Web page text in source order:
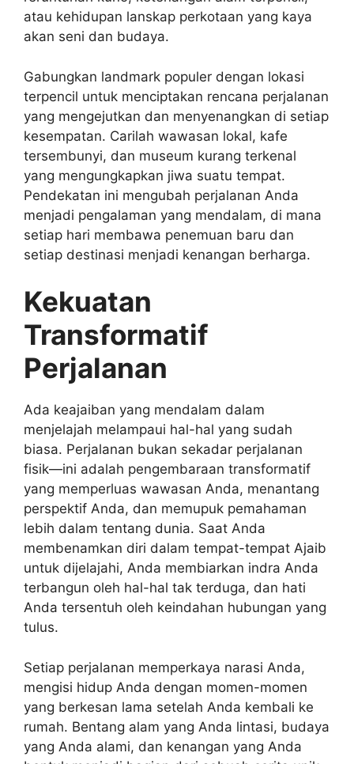
atau kehidupan lanskap perkotaan yang kaya
akan seni dan budaya.
Gabungkan landmark populer dengan lokasi
terpencil untuk menciptakan rencana perjalanan
yang mengejutkan dan menyenangkan di setiap
kesempatan. Carilah wawasan lokal, kafe
tersembunyi, dan museum kurang terkenal
yang mengungkapkan jiwa suatu tempat.
Pendekatan ini mengubah perjalanan Anda
menjadi pengalaman yang mendalam, di mana
setiap hari membawa penemuan baru dan
setiap destinasi menjadi kenangan berharga.
Kekuatan
Transformatif
Perjalanan
Ada keajaiban yang mendalam dalam
menjelajah melampaui hal-hal yang sudah
biasa. Perjalanan bukan sekadar perjalanan
fisik—ini adalah pengembaraan transformatif
yang memperluas wawasan Anda, menantang
perspektif Anda, dan memupuk pemahaman
lebih dalam tentang dunia. Saat Anda
membenamkan diri dalam tempat-tempat Ajaib
untuk dijelajahi, Anda membiarkan indra Anda
terbangun oleh hal-hal tak terduga, dan hati
Anda tersentuh oleh keindahan hubungan yang
tulus.
Setiap perjalanan memperkaya narasi Anda,
mengisi hidup Anda dengan momen-momen
yang berkesan lama setelah Anda kembali ke
rumah. Bentang alam yang Anda lintasi, budaya
yang Anda alami, dan kenangan yang Anda